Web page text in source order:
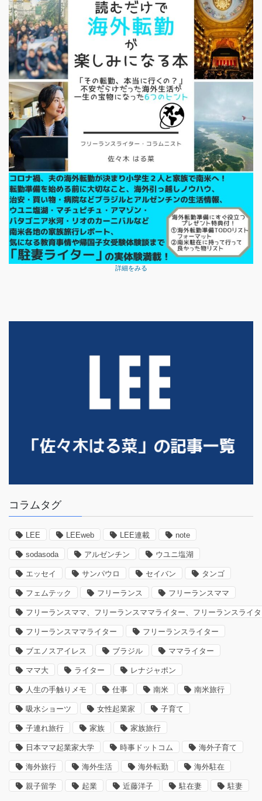
詳細をみる
コラムタグ
LEE LEEweb LEE連載 note
sodasoda アルゼンチン ウユニ塩湖
エッセイ サンパウロ セイバン タンゴ
フェムテック フリーランス フリーランスママ
フリーランスママ、フリーランスママライター、フリーランスライ
フリーランスママライター フリーランスライター
ブエノスアイレス ブラジル ママライター
ママ大 ライター レナジャポン
人生の手触りメモ 仕事 南米 南米旅行
吸水ショーツ 女性起業家 子育て
子連れ旅行 家族 家族旅行
日本ママ起業家大学 時事ドットコム 海外子育て
海外旅行 海外生活 海外転勤 海外駐在
親子留学 起業 近藤洋子 駐在妻 駐妻